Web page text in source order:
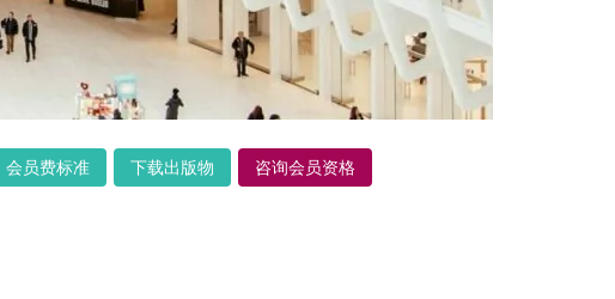
会员费标准 下载出版物 咨询会员资格